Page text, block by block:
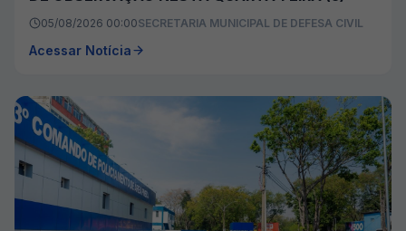
05/08/2026 00:00SECRETARIA MUNICIPAL DE DEFESA CIVIL
Acessar Notícia